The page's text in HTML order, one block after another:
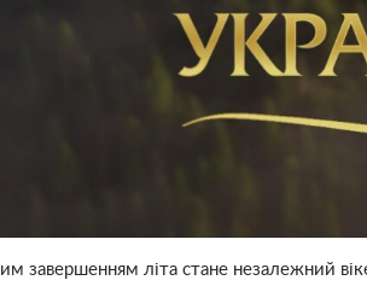
завершенням літа стане незалежний